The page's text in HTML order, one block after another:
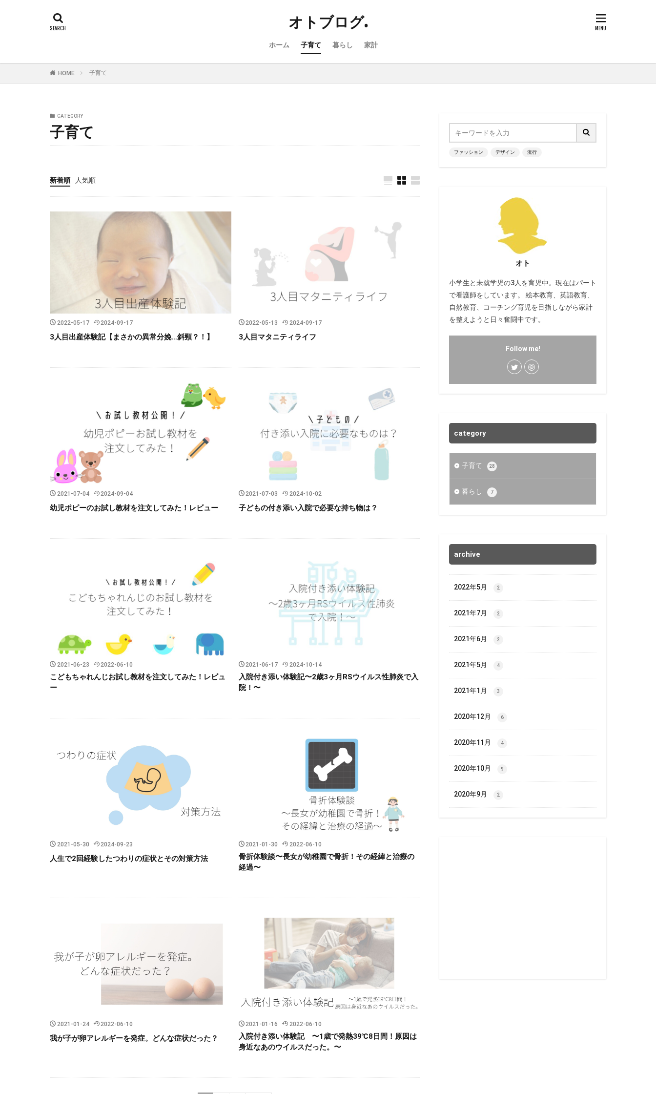
オトブログ.
ホーム 子育て 暮らし 家計
HOME 子育て
CATEGORY
子育て
新着順 人気順
2022-05-17 2024-09-17
3人目出産体験記【まさかの異常分娩…斜頸？！】
2022-05-13 2024-09-17
3人目マタニティライフ
2021-07-04 2024-09-04
幼児ポピーのお試し教材を注文してみた！レビュー
2021-07-03 2024-10-02
子どもの付き添い入院で必要な持ち物は？
2021-06-23 2022-06-10
こどもちゃれんじお試し教材を注文してみた！レビュ
ー
2021-06-17 2024-10-14
入院付き添い体験記〜2歳3ヶ月RSウイルス性肺炎で入
院！〜
2021-05-30 2024-09-23
人生で2回経験したつわりの症状とその対策方法
2021-01-30 2022-06-10
骨折体験談〜長女が幼稚園で骨折！その経緯と治療の
経過〜
2021-01-24 2022-06-10
我が子が卵アレルギーを発症。どんな症状だった？
2021-01-16 2022-06-10
入院付き添い体験記 〜1歳で発熱39℃8日間！原因は
身近なあのウイルスだった。〜
ファッション デザイン 流行
オト
小学生と未就学児の3人を育児中。現在はパート
で看護師をしています。 絵本教育、英語教育、
自然教育、コーチング育児を目指しながら家計
を整えようと日々奮闘中です。
Follow me!
category
子育て 28
暮らし 7
archive
2022年5月 2
2021年7月 2
2021年6月 2
2021年5月 4
2021年1月 3
2020年12月 6
2020年11月 4
2020年10月 9
2020年9月 2